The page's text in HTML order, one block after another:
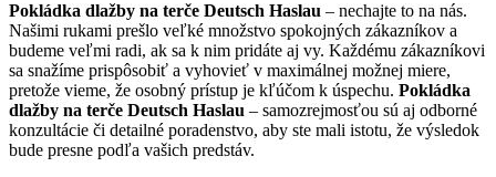
Pokládka dlažby na terče Deutsch Haslau – nechajte to na nás.
Našimi rukami prešlo veľké množstvo spokojných zákazníkov a
budeme veľmi radi, ak sa k nim pridáte aj vy. Každému zákazníkovi
sa snažíme prispôsobiť a vyhovieť v maximálnej možnej miere,
pretože vieme, že osobný prístup je kľúčom k úspechu. Pokládka
dlažby na terče Deutsch Haslau – samozrejmosťou sú aj odborné
konzultácie či detailné poradenstvo, aby ste mali istotu, že výsledok
bude presne podľa vašich predstáv.